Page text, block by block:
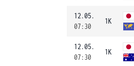
12.05.
07:30
1K
12.05.
07:30
1K